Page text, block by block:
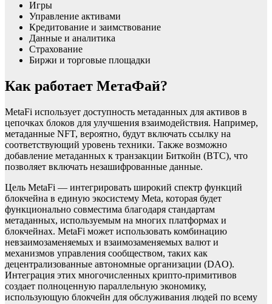
Игры
Управление активами
Кредитование и заимствование
Данные и аналитика
Страхование
Биржи и торговые площадки
Как работает МетаФай?
MetaFi использует доступность метаданных для активов в
цепочках блоков для улучшения взаимодействия. Например,
метаданные NFT, вероятно, будут включать ссылку на
соответствующий уровень техники. Также возможно
добавление метаданных к транзакции Биткойн (BTC), что
позволяет включать незашифрованные данные.
Цель MetaFi — интегрировать широкий спектр функций
блокчейна в единую экосистему Meta, которая будет
функционально совместима благодаря стандартам
метаданных, используемым на многих платформах и
блокчейнах. MetaFi может использовать комбинацию
невзаимозаменяемых и взаимозаменяемых валют и
механизмов управления сообществом, таких как
децентрализованные автономные организации (DAO).
Интеграция этих многочисленных крипто-примитивов
создает полноценную параллельную экономику,
использующую блокчейн для обслуживания людей по всему